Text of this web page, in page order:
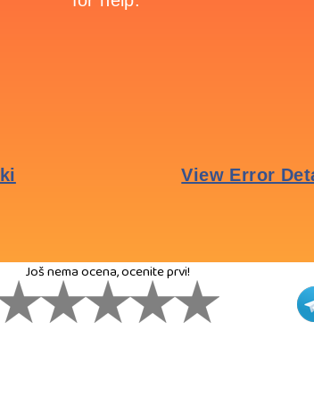
Još nema ocena, ocenite prvi!